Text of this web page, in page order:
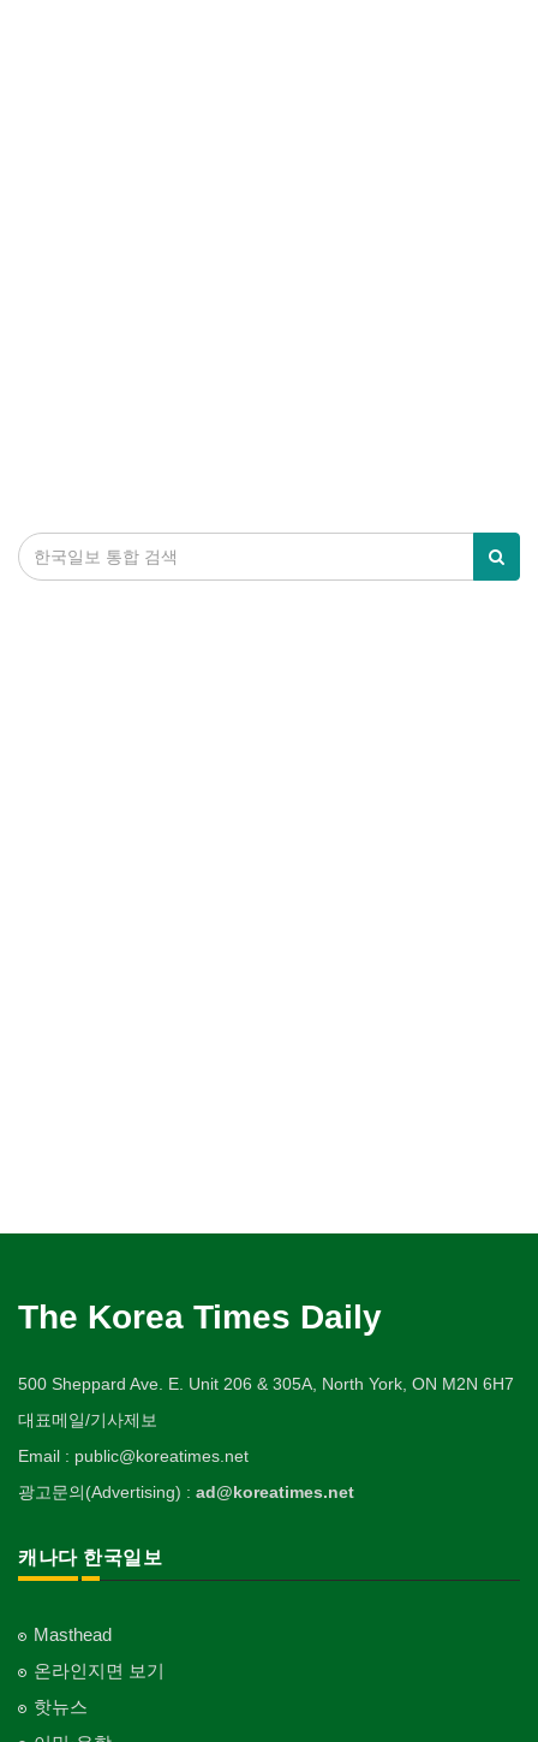
The Korea Times Daily
500 Sheppard Ave. E. Unit 206 & 305A, North York, ON M2N 6H7
대표메일/기사제보
Email : public@koreatimes.net
광고문의(Advertising) : ad@koreatimes.net
캐나다 한국일보
Masthead
온라인지면 보기
핫뉴스